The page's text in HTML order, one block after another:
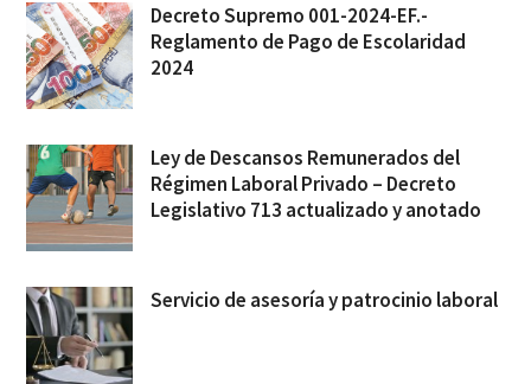
Decreto Supremo 001-2024-EF.-
Reglamento de Pago de Escolaridad
2024
Ley de Descansos Remunerados del
Régimen Laboral Privado – Decreto
Legislativo 713 actualizado y anotado
Servicio de asesoría y patrocinio laboral